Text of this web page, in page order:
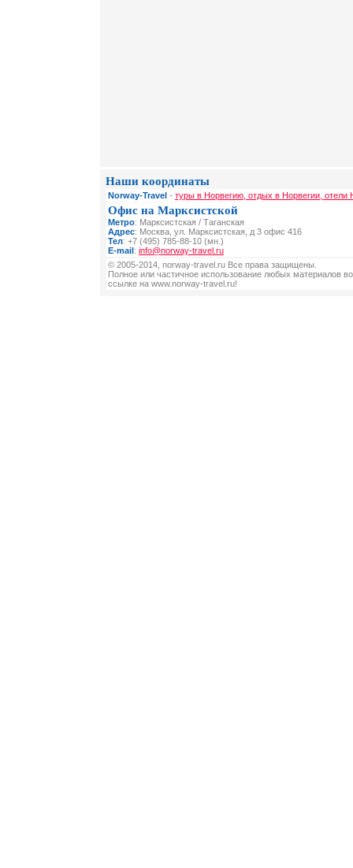
Наши координаты
Norway-Travel - туры в Норвегию, отдых в Норвегии, отели
Офис на Марксистской
Метро: Марксистская / Таганская
Адрес: Москва, ул. Марксистская, д 3 офис 416
Тел: +7 (495) 785-88-10 (мн.)
E-mail: info@norway-travel.ru
© 2005-2014, norway-travel.ru Все права защищены.
Полное или частичное использование любых материалов
ссылке на www.norway-travel.ru!